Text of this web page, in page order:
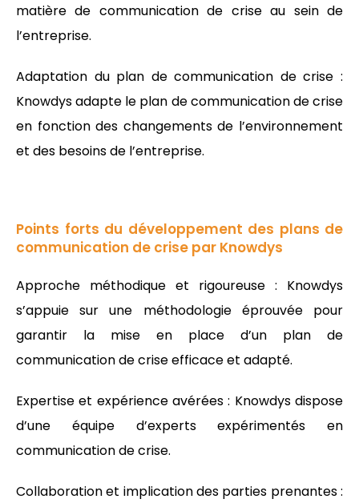
matière de communication de crise au sein de
l’entreprise.
Adaptation du plan de communication de crise :
Knowdys adapte le plan de communication de crise
en fonction des changements de l’environnement
et des besoins de l’entreprise.
Points forts du développement des plans de
communication de crise par Knowdys
Approche méthodique et rigoureuse : Knowdys
s’appuie sur une méthodologie éprouvée pour
garantir la mise en place d’un plan de
communication de crise efficace et adapté.
Expertise et expérience avérées : Knowdys dispose
d’une équipe d’experts expérimentés en
communication de crise.
Collaboration et implication des parties prenantes :